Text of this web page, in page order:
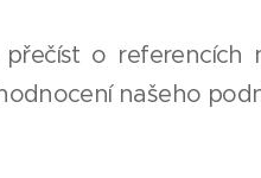
přečíst o referencích
našeho